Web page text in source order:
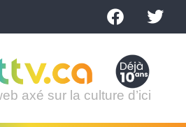
axé sur la culture d’ici